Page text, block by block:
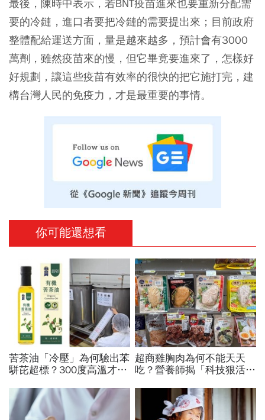
最後，陳時中表示，若BNT疫苗進來也要重新分配需
要的冷鏈，進口者要把冷鏈的需要提出來；目前政府
整體配給運送方面，量是越來越多，預計會有3000
萬劑，雖然疫苗來的慢，但它畢竟要進來了，怎樣好
好規劃，讓這些疫苗有效率的很快的把它施打完，建
構台灣人民的免疫力，才是最重要的事情。
你可能還想看
苦茶油「冷壓」為何驗出苯
駢芘超標？300度高溫才大
顏宗海籲這件事
超商雞胸肉為何不能天天
吃？營養師揭「科技狠活」
3招安心吃避開腎臟地雷